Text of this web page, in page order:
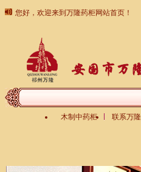
您好，欢迎来到万隆药柜网站首页！
木制中药柜
联系万隆